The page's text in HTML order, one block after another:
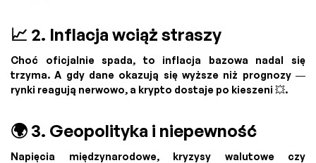
📈 2. Inflacja wciąż straszy
Choć oficjalnie spada, to inflacja bazowa nadal się
trzyma. A gdy dane okazują się wyższe niż prognozy —
rynki reagują nerwowo, a krypto dostaje po kieszeni 💥.
🌍 3. Geopolityka i niepewność
Napięcia międzynarodowe, kryzysy walutowe czy